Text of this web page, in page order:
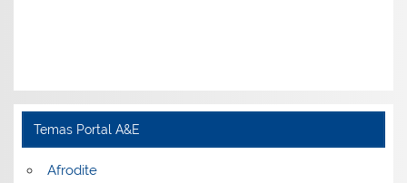
Temas Portal A&E
Afrodite